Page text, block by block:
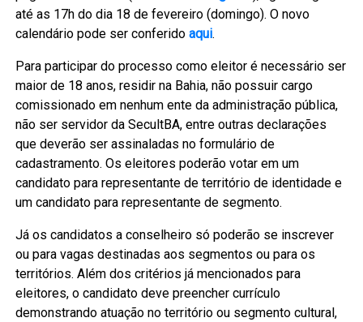
até as 17h do dia 18 de fevereiro (domingo). O novo
calendário pode ser conferido aqui.
Para participar do processo como eleitor é necessário ser
maior de 18 anos, residir na Bahia, não possuir cargo
comissionado em nenhum ente da administração pública,
não ser servidor da SecultBA, entre outras declarações
que deverão ser assinaladas no formulário de
cadastramento. Os eleitores poderão votar em um
candidato para representante de território de identidade e
um candidato para representante de segmento.
Já os candidatos a conselheiro só poderão se inscrever
ou para vagas destinadas aos segmentos ou para os
territórios. Além dos critérios já mencionados para
eleitores, o candidato deve preencher currículo
demonstrando atuação no território ou segmento cultural,